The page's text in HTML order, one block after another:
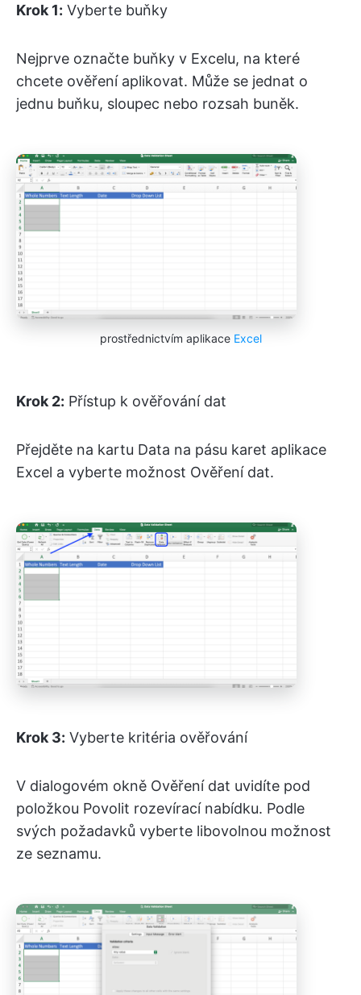
Krok 1: Vyberte buňky
Nejprve označte buňky v Excelu, na které
chcete ověření aplikovat. Může se jednat o
jednu buňku, sloupec nebo rozsah buněk.
prostřednictvím aplikace Excel
Krok 2: Přístup k ověřování dat
Přejděte na kartu Data na pásu karet aplikace
Excel a vyberte možnost Ověření dat.
Krok 3: Vyberte kritéria ověřování
V dialogovém okně Ověření dat uvidíte pod
položkou Povolit rozevírací nabídku. Podle
svých požadavků vyberte libovolnou možnost
ze seznamu.